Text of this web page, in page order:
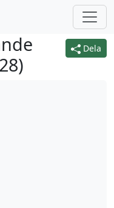
Dela
)